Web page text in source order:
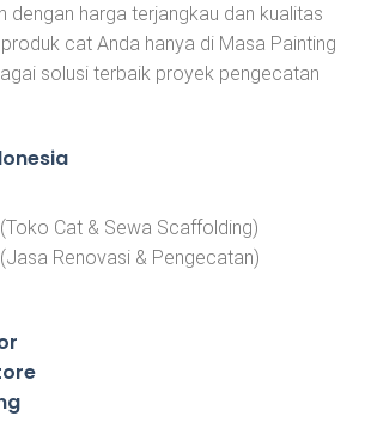
dengan harga terjangkau dan kualitas
cat Anda hanya di Masa Painting
solusi terbaik proyek pengecatan
(Toko Cat & Sewa Scaffolding)
(Jasa Renovasi & Pengecatan)